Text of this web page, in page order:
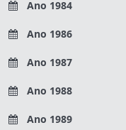
Ano 1984
Ano 1986
Ano 1987
Ano 1988
Ano 1989